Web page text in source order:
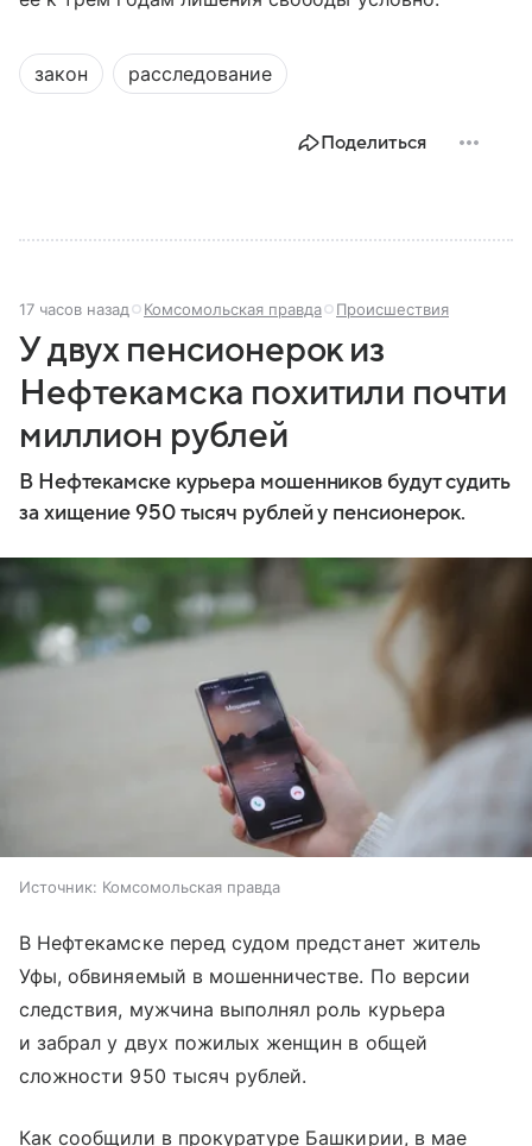
закон расследование
Поделиться
17 часов назад Комсомольская правда Происшествия
У двух пенсионерок из
Нефтекамска похитили почти
миллион рублей
В Нефтекамске курьера мошенников будут судить
за хищение 950 тысяч рублей у пенсионерок.
Источник: Комсомольская правда
В Нефтекамске перед судом предстанет житель
Уфы, обвиняемый в мошенничестве. По версии
следствия, мужчина выполнял роль курьера
и забрал у двух пожилых женщин в общей
сложности 950 тысяч рублей.
Как сообщили в прокуратуре Башкирии, в мае